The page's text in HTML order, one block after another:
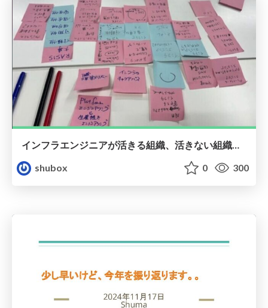
インフラエンジニアが活きる組織、活きない組織って？
shubox
0 300